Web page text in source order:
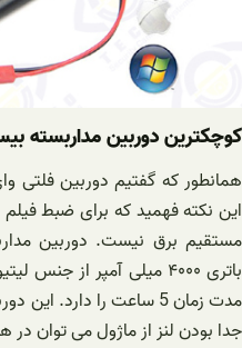
کوچکترین دوربین مداربسته
همانطور که گفتیم دوربین فلتی
این نکته فهمید که برای ضبط
مستقیم برق نیست. دوربین
باتری ۴۰۰۰ میلی آمپر از
مدت زمان 5 ساعت را
جدا بودن لنز از ماژول می توان